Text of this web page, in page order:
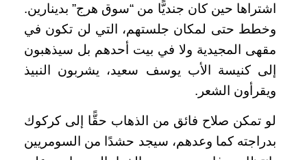
اشتراها حين كان جنديًّا من “سوق هرج” بدينارين.
وخطط حتى لمكان جلستهم، التي لن تكون في
مقهى المجيدية ولا في بيت أحدهم بل سيذهبون
إلى كنيسة الأب يوسف سعيد، يشربون النبيذ
ويقرأون الشعر.
لو تمكن صلاح فائق من الذهاب حقًّا إلى كركوك
بدراجته كما وعدهم، سيجد حشدًا من السومريين